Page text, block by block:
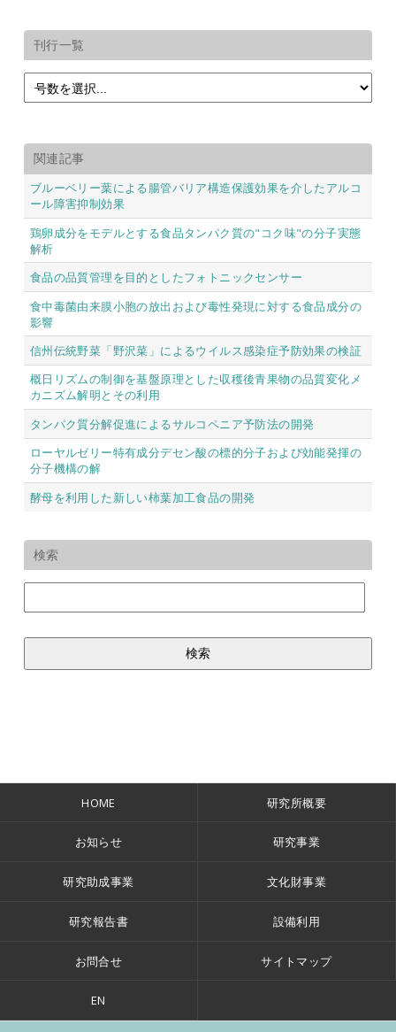
刊行一覧
関連記事
ブルーベリー葉による腸管バリア構造保護効果を介したアルコ
ール障害抑制効果
鶏卵成分をモデルとする食品タンパク質の"コク味"の分子実態
解析
食品の品質管理を目的としたフォトニックセンサー
食中毒菌由来膜小胞の放出および毒性発現に対する食品成分の
影響
信州伝統野菜「野沢菜」によるウイルス感染症予防効果の検証
概日リズムの制御を基盤原理とした収穫後青果物の品質変化メ
カニズム解明とその利用
タンパク質分解促進によるサルコペニア予防法の開発
ローヤルゼリー特有成分デセン酸の標的分子および効能発揮の
分子機構の解
酵母を利用した新しい柿葉加工食品の開発
検索
HOME 研究所概要
お知らせ 研究事業
研究助成事業 文化財事業
研究報告書 設備利用
お問合せ サイトマップ
EN